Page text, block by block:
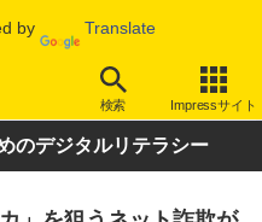
by Translate
検索 Impressサイト
詐欺/フィッシング
のデジタルリテラシー